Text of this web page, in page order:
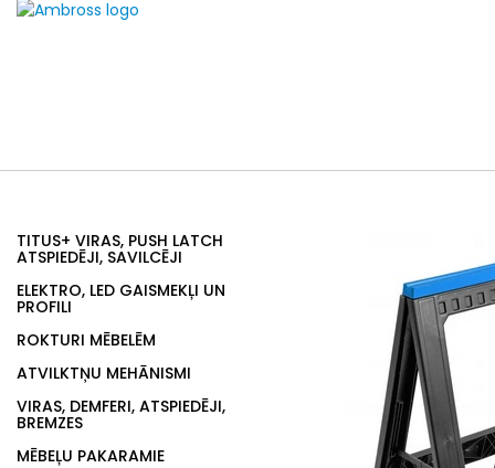
TITUS+ VIRAS, PUSH LATCH
ATSPIEDĒJI, SAVILCĒJI
ELEKTRO, LED GAISMEKĻI UN
PROFILI
ROKTURI MĒBELĒM
ATVILKTŅU MEHĀNISMI
VIRAS, DEMFERI, ATSPIEDĒJI,
BREMZES
MĒBEĻU PAKARAMIE